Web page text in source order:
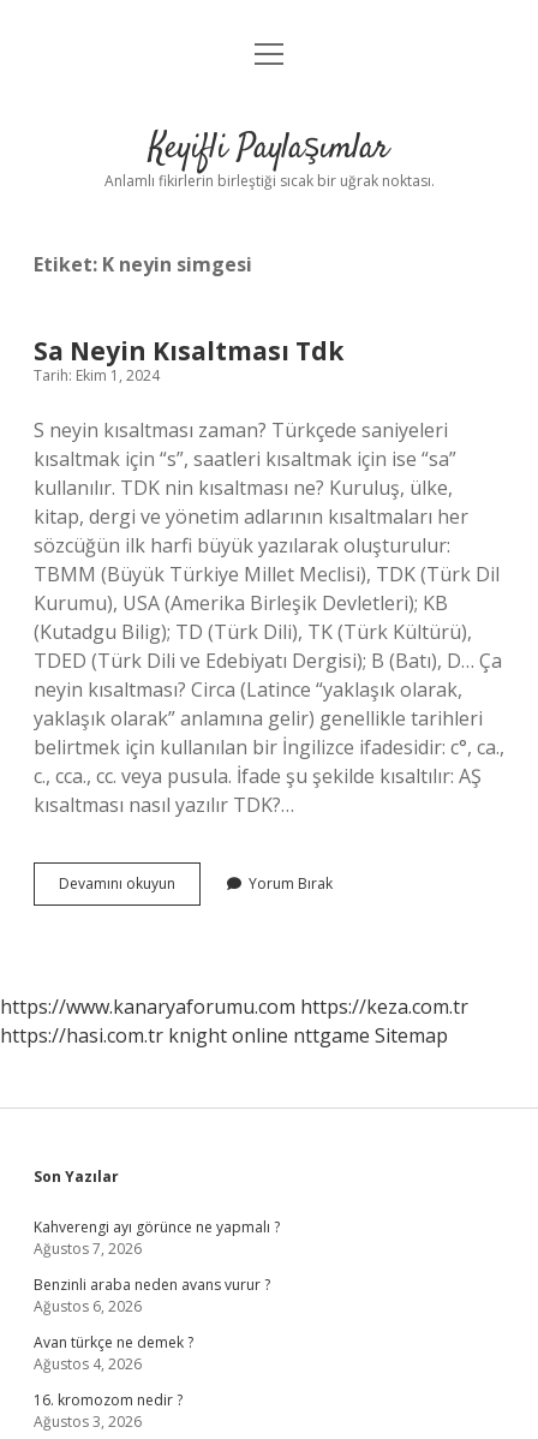
Anasayfa
Yasal Uyarı
menüyü
Keyifli Paylaşımlar
Anlamlı fikirlerin birleştiği sıcak bir uğrak noktası.
Etiket: K neyin simgesi
Sa Neyin Kısaltması Tdk
Tarih: Ekim 1, 2024
S neyin kısaltması zaman? Türkçede saniyeleri
kısaltmak için “s”, saatleri kısaltmak için ise “sa”
kullanılır. TDK nin kısaltması ne? Kuruluş, ülke,
kitap, dergi ve yönetim adlarının kısaltmaları her
sözcüğün ilk harfi büyük yazılarak oluşturulur:
TBMM (Büyük Türkiye Millet Meclisi), TDK (Türk Dil
Kurumu), USA (Amerika Birleşik Devletleri); KB
(Kutadgu Bilig); TD (Türk Dili), TK (Türk Kültürü),
TDED (Türk Dili ve Edebiyatı Dergisi); B (Batı), D… Ça
neyin kısaltması? Circa (Latince “yaklaşık olarak,
yaklaşık olarak” anlamına gelir) genellikle tarihleri ​​
belirtmek için kullanılan bir İngilizce ifadesidir: c°, ca.,
c., cca., cc. veya pusula. İfade şu şekilde kısaltılır: AŞ
kısaltması nasıl yazılır TDK?…
Devamını okuyun
Neyin
Yorum Bırak
https://www.kanaryaforumu.com https://keza.com.tr
https://hasi.com.tr knight online nttgame Sitemap
Sidebar
Son Yazılar
Kahverengi ayı görünce ne yapmalı ?
Ağustos 7, 2026
Benzinli araba neden avans vurur ?
Ağustos 6, 2026
Avan türkçe ne demek ?
Ağustos 4, 2026
16. kromozom nedir ?
Ağustos 3, 2026